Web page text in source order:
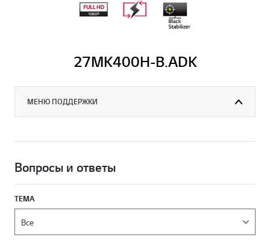
27MK400H-B.ADK
МЕНЮ ПОДДЕРЖКИ
Вопросы и ответы
ТЕМА